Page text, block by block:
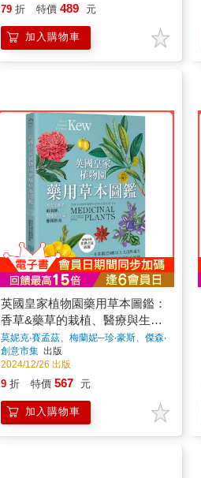
79 折 特價 489 元
加入購物車
英國皇家植物園藥用草本圖鑑：
香草&藥草的栽植、醫療與生活
應用指南
莫妮克‧賽孟茲、梅蘭妮─珍‧豪斯、傑森‧
歐文著
創意市集 出版
2024/12/26 出版
9 折 特價 567 元
加入購物車